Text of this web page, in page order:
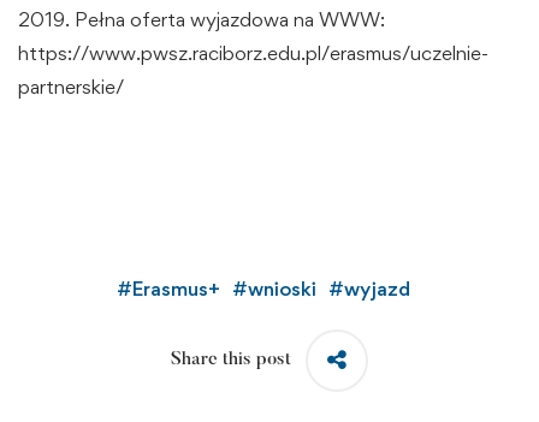
2019. Pełna oferta wyjazdowa na WWW:
https://www.pwsz.raciborz.edu.pl/erasmus/uczelnie-
partnerskie/
#Erasmus+ #wnioski #wyjazd
Share this post